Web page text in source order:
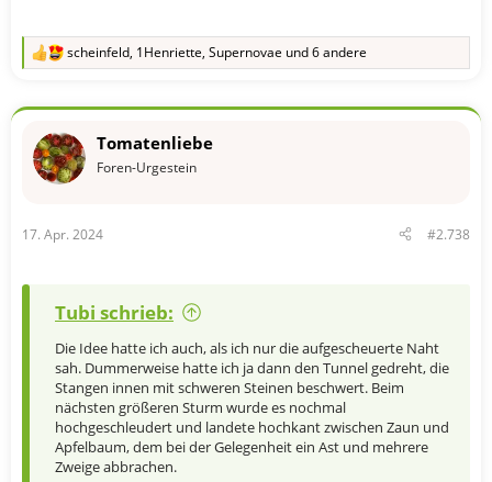
R
k
o
:
scheinfeld, 1Henriette, Supernovae und 6 andere
Tomatenliebe
Foren-Urgestein
17. Apr. 2024 #2.738
Tubi schrieb:
Die Idee hatte ich auch, als ich nur die aufgescheuerte Naht
sah. Dummerweise hatte ich ja dann den Tunnel gedreht, die
Stangen innen mit schweren Steinen beschwert. Beim
nächsten größeren Sturm wurde es nochmal
hochgeschleudert und landete hochkant zwischen Zaun und
Apfelbaum, dem bei der Gelegenheit ein Ast und mehrere
Zweige abbrachen.